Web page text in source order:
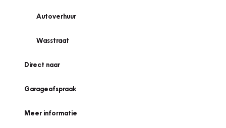
Autoverhuur
Wasstraat
Direct naar
Garageafspraak
Meer informatie